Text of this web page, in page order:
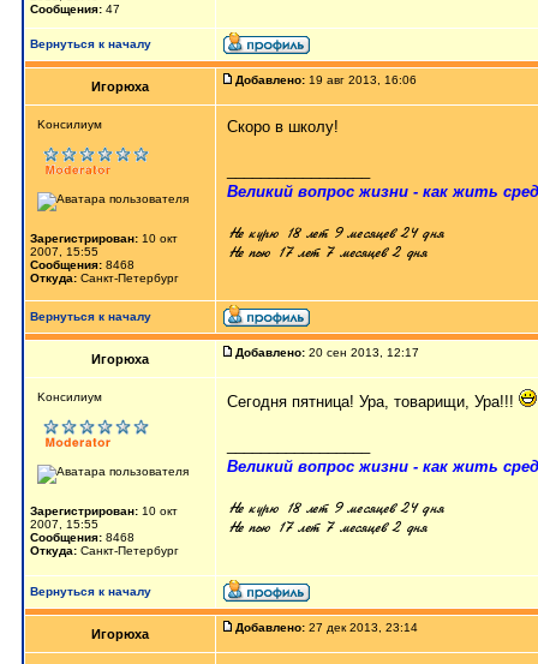
Сообщения: 47
Вернуться к началу
Игорюха Добавлено: 19 авг 2013, 16:06
Kонсилиум
Зарегистрирован: 10 окт
2007, 15:55
Сообщения: 8468
Откуда: Санкт-Петербург
Скоро в школу!
Великий вопрос жизни - как жить
Вернуться к началу
Игорюха Добавлено: 20 сен 2013, 12:17
Kонсилиум
Зарегистрирован: 10 окт
2007, 15:55
Сообщения: 8468
Откуда: Санкт-Петербург
Сегодня пятница! Ура, товарищи, Ура!!!
Великий вопрос жизни - как жить
Вернуться к началу
Игорюха Добавлено: 27 дек 2013, 23:14